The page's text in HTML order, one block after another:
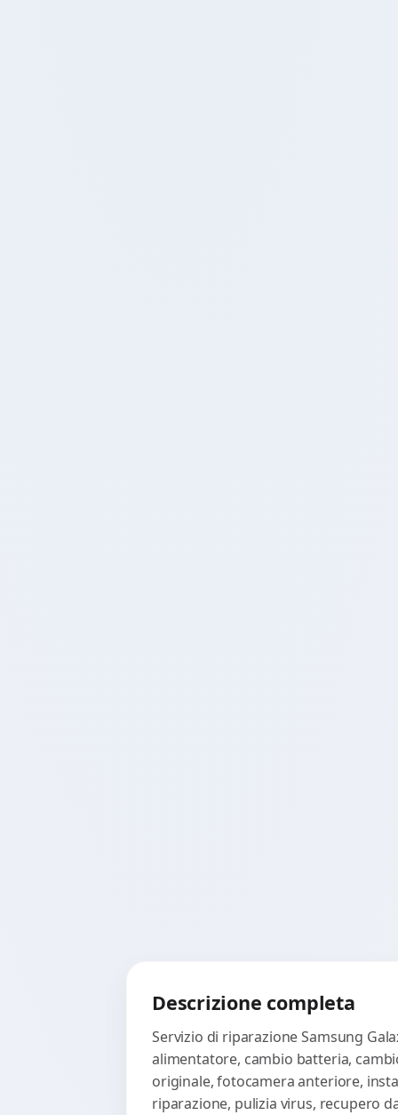
Descrizione completa
Servizio di riparazione Samsung
alimentatore, cambio batteria,
originale, fotocamera anteriore,
riparazione, pulizia virus, recupero